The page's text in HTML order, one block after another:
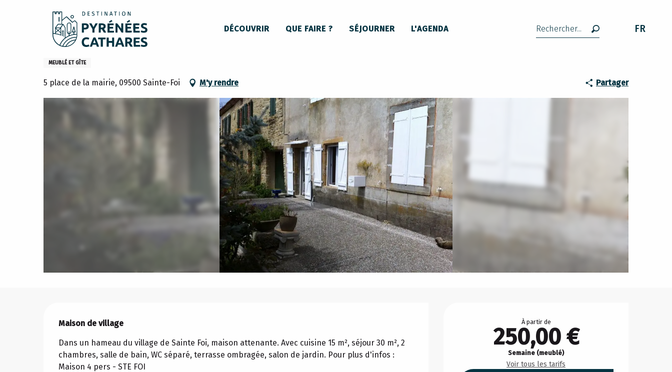
Recherche FR
DÉCOUVRIR QUE FAIRE ? SÉJOURNER L'AGENDA
Accueil Sejourner Où dormir
Maison de village
MEUBLÉ ET GÎTE
5 place de la mairie, 09500 Sainte-Foi M'y rendre Partager
Ouverture et coordonnées
À partir de
250,00 €
Semaine (meublé)
Voir tous les tarifs
Maison de village
Dans un hameau du village de Sainte Foi, maison attenante. Avec cuisine 15 m², séjour 30 m², 2
chambres, salle de bain, WC séparé, terrasse ombragée, salon de jardin. Pour plus d'infos :
Maison 4 pers - STE FOI